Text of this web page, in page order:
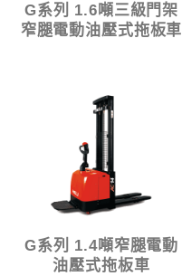
G系列 1.6噸三級門架
窄腿電動油壓式拖板車
G系列 1.4噸窄腿電動
油壓式拖板車